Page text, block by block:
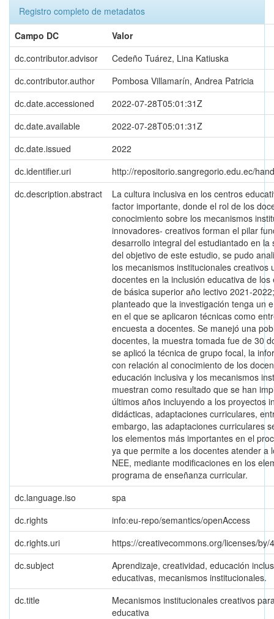
Registro completo de metadatos
Campo DC
Valor
dc.contributor.advisor
Cedeño Tuárez, Lina Katiuska
dc.contributor.author
Pombosa Villamarín, Andrea Patricia
dc.date.accessioned
2022-07-28T05:01:31Z
dc.date.available
2022-07-28T05:01:31Z
dc.date.issued
2022
dc.identifier.uri
http://repositorio.sangregorio.edu.ec/
dc.description.abstract
La cultura inclusiva en los centros
factor importante, donde el rol de los
conocimiento sobre los mecanismos
innovadores- creativos forman el pilar
desarrollo integral del estudiantado en la
del objetivo de este estudio, se pudo
los mecanismos institucionales creativos
docentes en la inclusión educativa de
de básica superior año lectivo 2021-
planteado que la investigación tenga un
en el que se aplicaron técnicas como
encuesta a docentes. Se manejó una
docentes, la muestra tomada fue de 30
se aplicó la técnica de grupo focal, la
con relación al conocimiento de los
educación inclusiva y los mecanismos
muestran como resultado que se han
últimos años incluyendo a los proyectos
didácticas, adaptaciones curriculares,
embargo, las adaptaciones curriculares
los elementos más importantes en el
ya que permite a los docentes atender a
NEE, mediante modificaciones en los
programa de enseñanza curricular.
dc.language.iso
spa
dc.rights
info:eu-repo/semantics/openAccess
dc.rights.uri
https://creativecommons.org/licenses/by/
dc.subject
Aprendizaje, creatividad, educación
educativas, mecanismos institucionales.
dc.title
Mecanismos institucionales creativos
educativa